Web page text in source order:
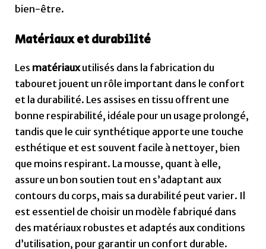
bien-être.
Matériaux et durabilité
Les matériauxutilisés dans la fabrication du
tabouret jouent un rôle important dans le confort
et la durabilité. Les assises en tissu offrent une
bonne respirabilité, idéale pour un usage prolongé,
tandis que le cuir synthétique apporte une touche
esthétique et est souvent facile à nettoyer, bien
que moins respirant. La mousse, quant à elle,
assure un bon soutien tout en s’adaptant aux
contours du corps, mais sa durabilité peut varier. Il
est essentiel de choisir un modèle fabriqué dans
des matériaux robustes et adaptés aux conditions
d’utilisation, pour garantir un confort durable.